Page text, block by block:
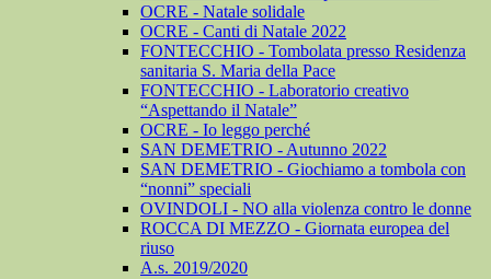
OCRE - Natale solidale
OCRE - Canti di Natale 2022
FONTECCHIO - Tombolata presso Residenza
sanitaria S. Maria della Pace
FONTECCHIO - Laboratorio creativo
“Aspettando il Natale”
OCRE - Io leggo perché
SAN DEMETRIO - Autunno 2022
SAN DEMETRIO - Giochiamo a tombola con
“nonni” speciali
OVINDOLI - NO alla violenza contro le donne
ROCCA DI MEZZO - Giornata europea del
riuso
A.s. 2019/2020